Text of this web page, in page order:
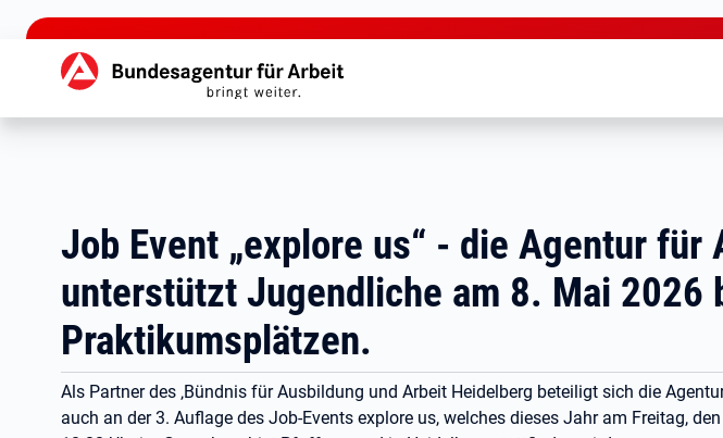
zu den Hauptinhalten springen
Hauptnavigation
Job Event „explore us“ - die Agentur für
unterstützt Jugendliche am 8. Mai 2026
Praktikumsplätzen.
Als Partner des ‚Bündnis für Ausbildung und Arbeit Heidelberg beteiligt sich die
auch an der 3. Auflage des Job-Events explore us, welches dieses Jahr am Freitag,